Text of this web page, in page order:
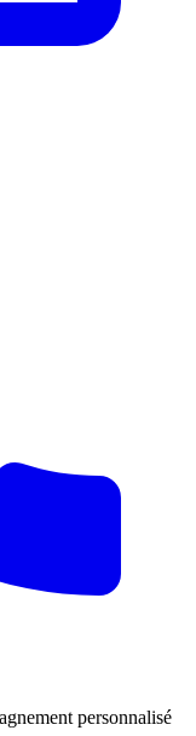
personnalisé